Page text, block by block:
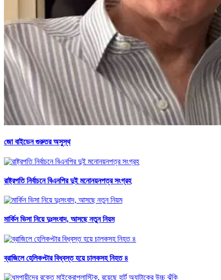
জো বাইডেন গুরুতর অসুস্থ
রাষ্ট্রপতি নির্বাচনে বিএনপির দুই মনোনয়নপত্র সংগ্রহ
মার্কিন ভিসা নিয়ে দুঃসংবাদ, আসছে নতুন নিয়ম
ব্রাজিলে হেলিকপ্টার বিধ্বস্ত হয়ে চালকসহ নিহত ৪